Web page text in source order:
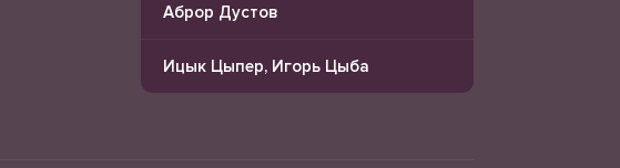
Аброр Дустов
Ицык Цыпер, Игорь Цыба